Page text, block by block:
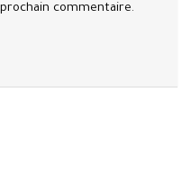
commentaire.